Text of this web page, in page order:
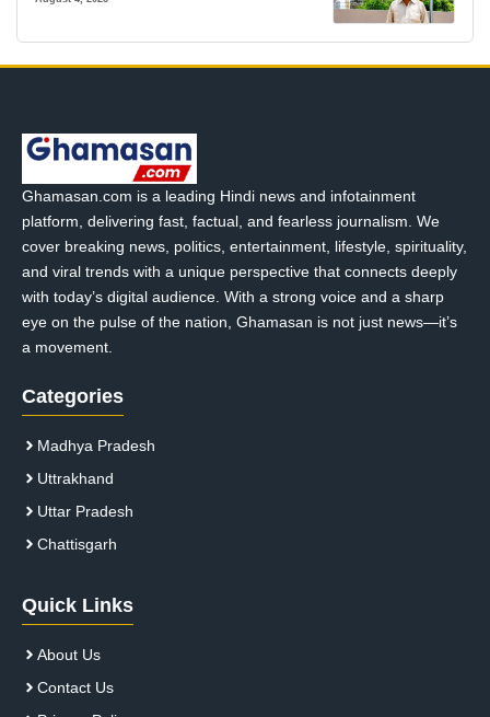
Ghamasan.com is a leading Hindi news and infotainment
platform, delivering fast, factual, and fearless journalism. We
cover breaking news, politics, entertainment, lifestyle, spirituality,
and viral trends with a unique perspective that connects deeply
with today’s digital audience. With a strong voice and a sharp
eye on the pulse of the nation, Ghamasan is not just news—it’s
a movement.
Categories
Madhya Pradesh
Uttrakhand
Uttar Pradesh
Chattisgarh
Quick Links
About Us
Contact Us